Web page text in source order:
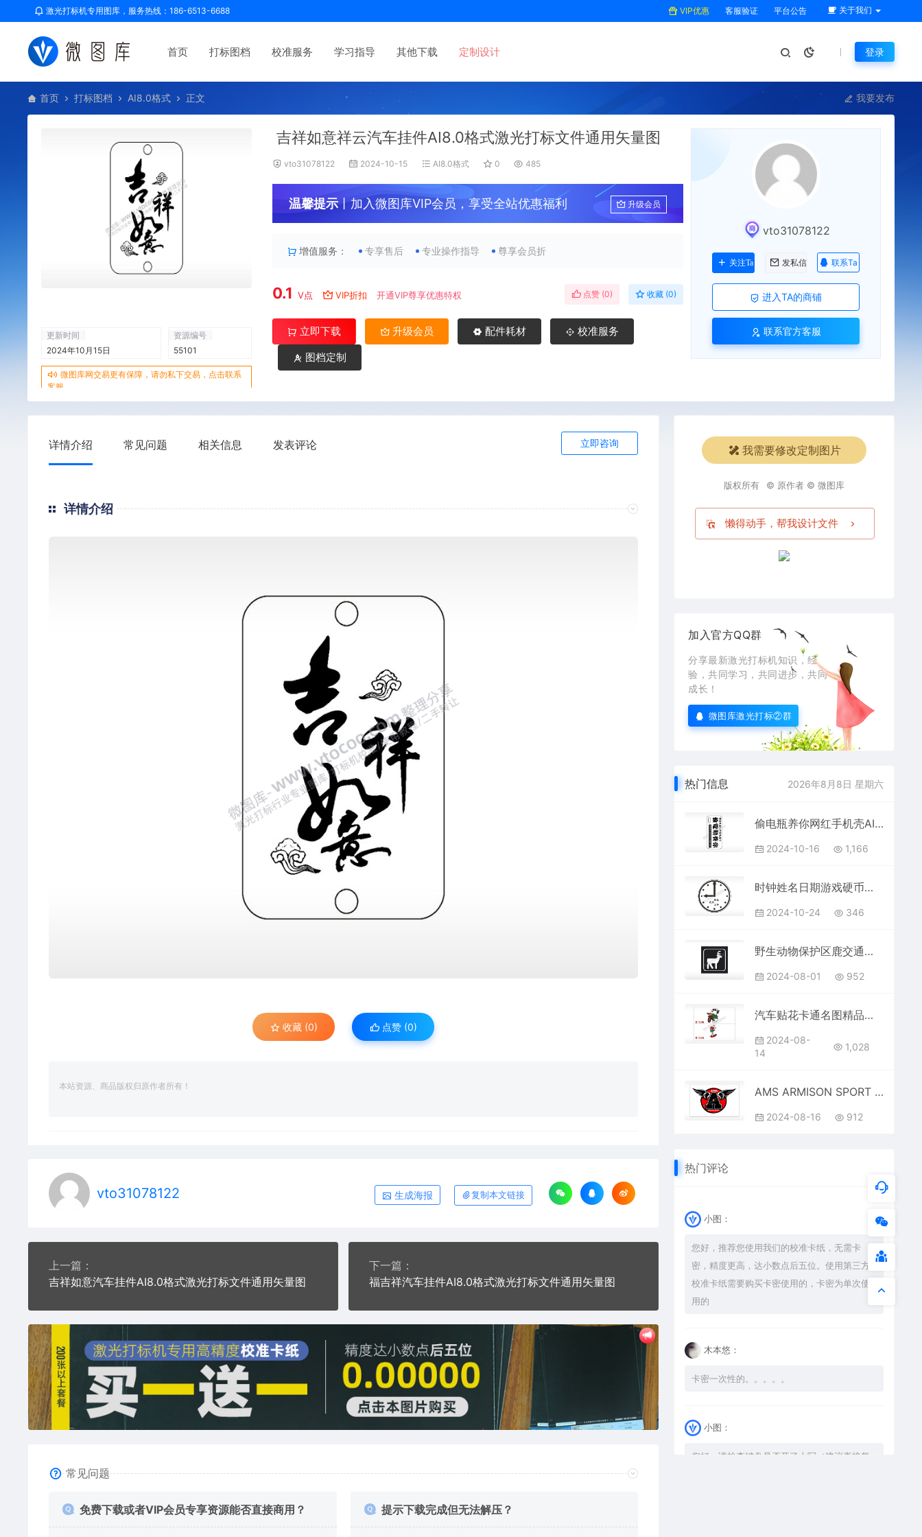
激光打标机专用图库，服务热线：186-6513-6688 VIP优惠 客服验证 平台公告 关于我们
首页 打标图档 校准服务 学习指导 其他下载 定制设计 登录
首页 打标图档 AI8.0格式 正文 我要发布
更新时间
2024年10月15日
资源编号
55101
微图库网交易更有保障，请勿私下交易，点击联系
客服
吉祥如意祥云汽车挂件AI8.0格式激光打标文件通用矢量图
vto31078122 2024-10-15 AI8.0格式 0 485
温馨提示丨加入微图库VIP会员，享受全站优惠福利 升级会员
增值服务： 专享售后 专业操作指导 尊享会员折
0.1 V点 VIP折扣 开通VIP尊享优惠特权 点赞 (0) 收藏 (0)
立即下载 升级会员 配件耗材
校准服务
图档定制
vto31078122
关注Ta 发私信 联系Ta
进入TA的商铺
联系官方客服
详情介绍 常见问题 相关信息 发表评论 立即咨询
详情介绍
收藏 (0) 点赞 (0)
本站资源、商品版权归原作者所有！
vto31078122 生成海报 复制本文链接
上一篇：
吉祥如意汽车挂件AI8.0格式激光打标文件通用矢量图
下一篇：
福吉祥汽车挂件AI8.0格式激光打标文件通用矢量图
常见问题
免费下载或者VIP会员专享资源能否直接商用？ 提示下载完成但无法解压？
我需要修改定制图片
版权所有 © 原作者 © 微图库
懒得动手，帮我设计文件
加入官方QQ群
分享最新激光打标机知识，经
验，共同学习，共同进步，共同
成长！
微图库激光打标②群
热门信息 2026年8月8日 星期六
偷电瓶养你网红手机壳AI8.0格式激光打标文件通用矢量图
2024-10-16 1,166
时钟姓名日期游戏硬币园项链AI8.0格式激光打标文件通用矢量图
2024-10-24 346
野生动物保护区鹿交通公共标志生活日常公共图标系列布告栏黑色白色
2024-08-01 952
汽车贴花卡通名图精品车贴精选AI8.0格式激光打标文件通用矢量图
2024-08-
14
1,028
AMS ARMISON SPORT 汽车贴花卡通名图精品车贴精选
2024-08-16 912
热门评论
小图：
您好，推荐您使用我们的校准卡纸，无需卡
密，精度更高，达小数点后五位。使用第三方
校准卡纸需要购买卡密使用的，卡密为单次使
用的
木本悠：
卡密一次性的。。。。。
小图：
您好，请检查键盘是否开了大写（建议直接复